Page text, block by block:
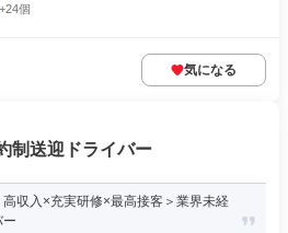
+24個
気になる
制送迎ドライバー
収入×充実研修×最高接客＞業界未経